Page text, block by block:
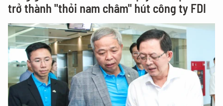
trở thành "thỏi nam châm" hút công ty FDI